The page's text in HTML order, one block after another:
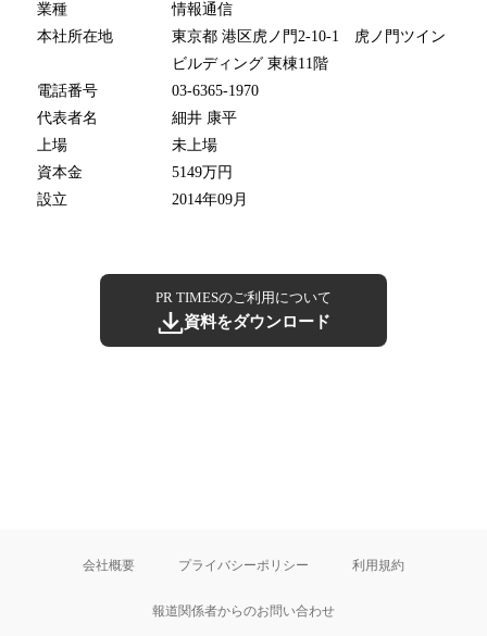
業種
情報通信
本社所在地
東京都 港区虎ノ門2-10-1 虎ノ門ツイン
ビルディング 東棟11階
電話番号
03-6365-1970
代表者名
細井 康平
上場
未上場
資本金
5149万円
設立
2014年09月
PR TIMESのご利用について
資料をダウンロード
会社概要 プライバシーポリシー 利用規約
報道関係者からのお問い合わせ